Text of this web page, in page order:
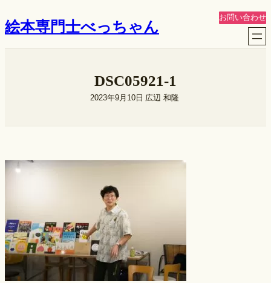
容
絵本専門士べっちゃん
お問い合わせ
DSC05921-1
2023年9月10日 広辺 和隆